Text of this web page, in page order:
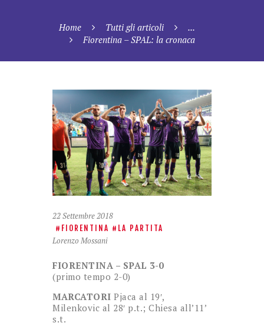
Home Tutti gli articoli
...
Fiorentina – SPAL: la cronaca
22 Settembre 2018
FIORENTINA LA PARTITA
Lorenzo Mossani
FIORENTINA – SPAL 3-0
(primo tempo 2-0)
MARCATORI Pjaca al 19′,
Milenkovic al 28′ p.t.; Chiesa all’11’
s.t.